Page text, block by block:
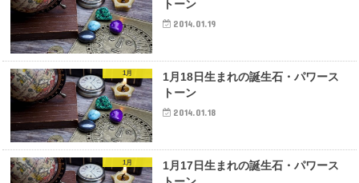
トーン
2014.01.19
1月
1月18日生まれの誕生石・パワース
トーン
2014.01.18
1月
1月17日生まれの誕生石・パワース